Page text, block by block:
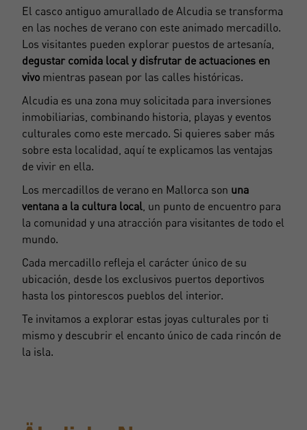
El casco antiguo amurallado de Alcudia se transforma
en las noches de verano con este animado mercadillo.
Los visitantes pueden explorar puestos de artesanía,
degustar comida local y disfrutar de actuaciones en
vivo mientras pasean por las calles históricas.
Alcudia es una zona muy solicitada para inversiones
inmobiliarias, combinando historia, playas y eventos
culturales como este mercado. Si quieres saber más
sobre esta localidad, aquí te explicamos las ventajas
de vivir en ella.
Los mercadillos de verano en Mallorca son una
ventana a la cultura local, un punto de encuentro para
la comunidad y una atracción para visitantes de todo el
mundo.
Cada mercadillo refleja el carácter único de su
ubicación, desde los exclusivos puertos deportivos
hasta los pintorescos pueblos del interior.
Te invitamos a explorar estas joyas culturales por ti
mismo y descubrir el encanto único de cada rincón de
la isla.